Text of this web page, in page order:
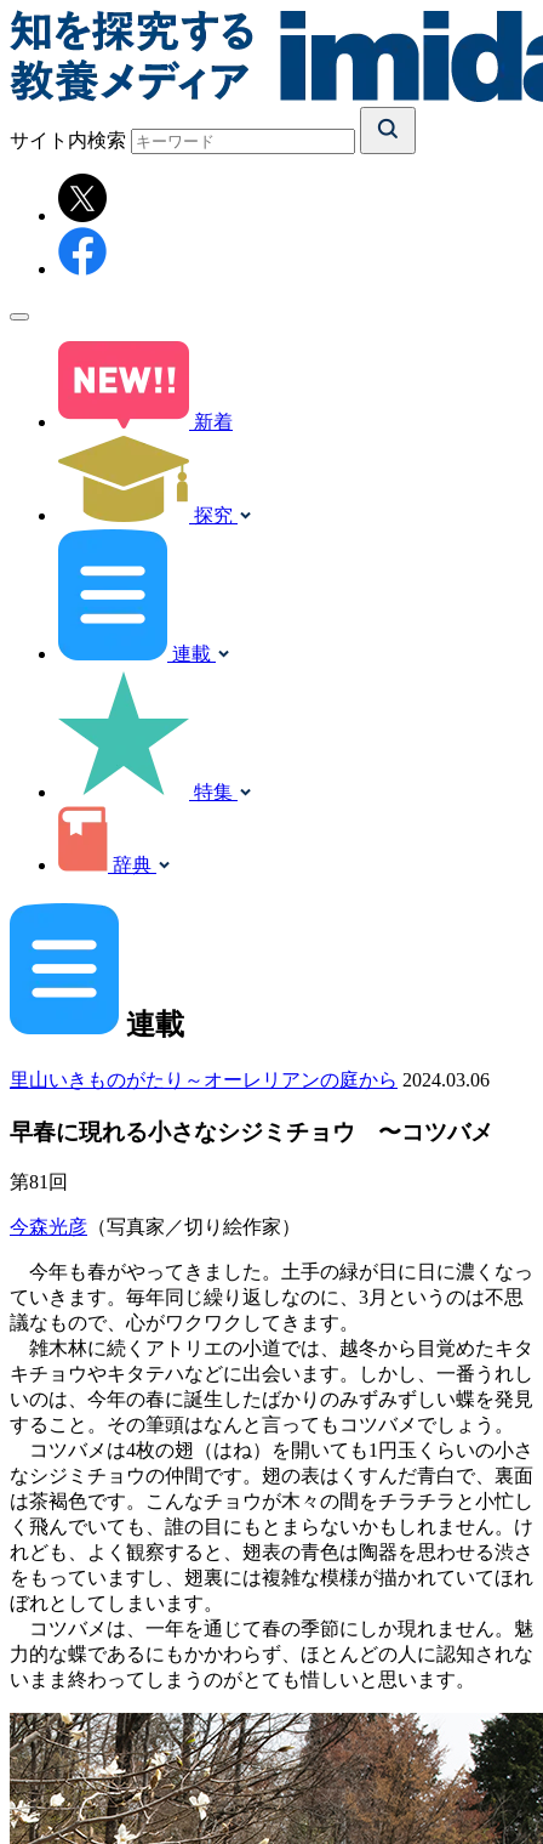
サイト内検索
新着
探究
連載
特集
辞典
連載
里山いきものがたり～オーレリアンの庭から 2024.03.06
早春に現れる小さなシジミチョウ 〜コツバメ
第81回
今森光彦 （写真家／切り絵作家）
今年も春がやってきました。土手の緑が日に日に濃くなっ
ていきます。毎年同じ繰り返しなのに、3月というのは不思
議なもので、心がワクワクしてきます。
雑木林に続くアトリエの小道では、越冬から目覚めたキタ
キチョウやキタテハなどに出会います。しかし、一番うれし
いのは、今年の春に誕生したばかりのみずみずしい蝶を発見
すること。その筆頭はなんと言ってもコツバメでしょう。
コツバメは4枚の翅（はね）を開いても1円玉くらいの小さ
なシジミチョウの仲間です。翅の表はくすんだ青白で、裏面
は茶褐色です。こんなチョウが木々の間をチラチラと小忙し
く飛んでいても、誰の目にもとまらないかもしれません。け
れども、よく観察すると、翅表の青色は陶器を思わせる渋さ
をもっていますし、翅裏には複雑な模様が描かれていてほれ
ぼれとしてしまいます。
コツバメは、一年を通じて春の季節にしか現れません。魅
力的な蝶であるにもかかわらず、ほとんどの人に認知されな
いまま終わってしまうのがとても惜しいと思います。